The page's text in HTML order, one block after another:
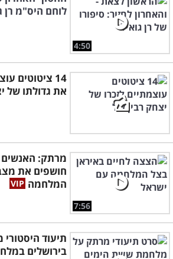
4:50
לוחם היס"מ רן
14 ציטוטים
את גדולתו של
7:56
מרתק: האנשים
חושפים את
המלחמה
תיעוד
בירושלים